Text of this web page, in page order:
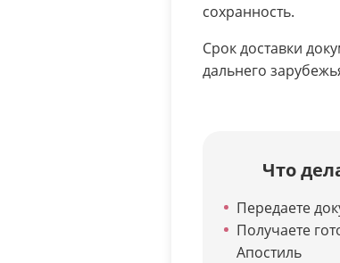
сохранность.
Срок доставки
дальнего
Что
Передаете
Получаете
Апостиль